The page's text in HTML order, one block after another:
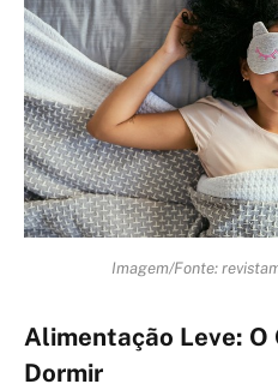
Imagem/Fonte:
Alimentação Leve: O
Dormir